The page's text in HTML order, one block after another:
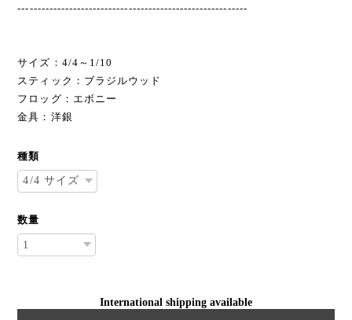
----------------------------------------------------------
サイズ：4/4～1/10
スティック：ブラジルウッド
フロッグ：エボニー
金具：洋銀
種類
数量
International shipping available